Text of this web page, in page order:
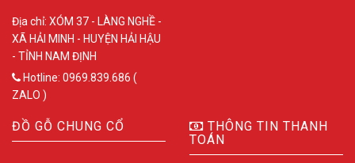
Địa chỉ: XÓM 37 - LÀNG NGHỀ -
XÃ HẢI MINH - HUYỆN HẢI HẬU
- TỈNH NAM ĐỊNH
Hotline: 0969.839.686 (
ZALO )
ĐỒ GỖ CHUNG CỔ
THÔNG TIN THANH
TOÁN